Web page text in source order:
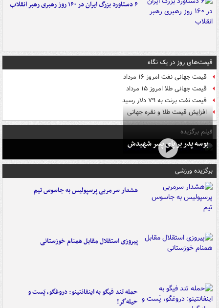
۶ دستاورد بزرگ ایران در ۱۶۰ روز رهبری رهبر انقلاب
قیمت‌های روز در یک نگاه
قیمت جهانی نفت امروز ۱۶ مرداد
قیمت جهانی طلا امروز ۱۵ مرداد
قیمت نفت برنت به ۷۹ دلار رسید
افزایش قیمت طلا و نقره جهانی
فیلم برگزیده
بوسه‌ پدر بر پای پسر شهیدش
برگزیده ورزشی
هشدار سرمربی پرسپولیس به جاسوس تیم
پیروزی استقلال مقابل همنام خوزستانی
حمله تند فیگو به اینفانتینو: دروغگو، پَست‌ و
حیله‌گر!